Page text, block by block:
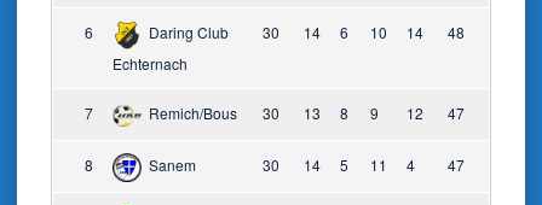
6
Daring Club
Echternach
30 14 6 10 14 48
7 Remich/Bous 30 13 8 9 12 47
8 Sanem 30 14 5 11 4 47